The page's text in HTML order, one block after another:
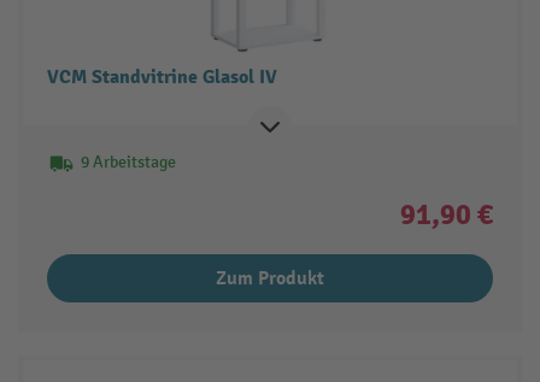
VCM Standvitrine Glasol IV
9 Arbeitstage
91,90 €
Zum Produkt